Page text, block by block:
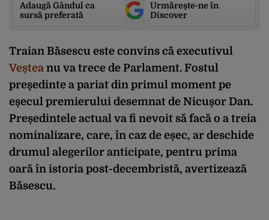
Adaugă Gândul ca
sursă preferată
Urmărește-ne în
Discover
Traian Băsescu este convins că executivul
Veștea nu va trece de Parlament. Fostul
președinte a pariat din primul moment pe
eșecul premierului desemnat de Nicușor Dan.
Președintele actual va fi nevoit să facă o a treia
nominalizare, care, în caz de eșec, ar deschide
drumul alegerilor anticipate, pentru prima
oară în istoria post-decembristă, avertizează
Băsescu.